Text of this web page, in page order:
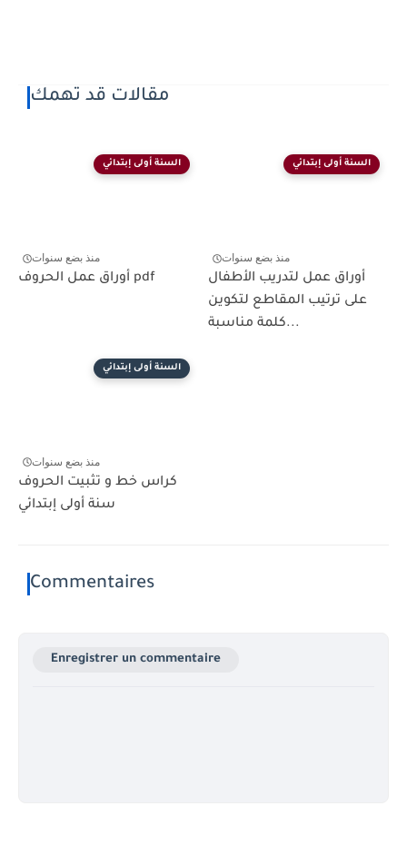
مقالات قد تهمك
السنة أولى إبتدائي
منذ بضع سنوات
أوراق عمل الحروف pdf
السنة أولى إبتدائي
منذ بضع سنوات
أوراق عمل لتدريب الأطفال
على ترتيب المقاطع لتكوين
كلمة مناسبة...
السنة أولى إبتدائي
منذ بضع سنوات
كراس خط و تثبيت الحروف
سنة أولى إبتدائي
Commentaires
Enregistrer un commentaire